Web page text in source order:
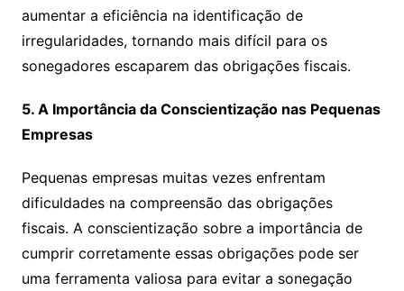
aumentar a eficiência na identificação de
irregularidades, tornando mais difícil para os
sonegadores escaparem das obrigações fiscais.
5. A Importância da Conscientização nas Pequenas
Empresas
Pequenas empresas muitas vezes enfrentam
dificuldades na compreensão das obrigações
fiscais. A conscientização sobre a importância de
cumprir corretamente essas obrigações pode ser
uma ferramenta valiosa para evitar a sonegação